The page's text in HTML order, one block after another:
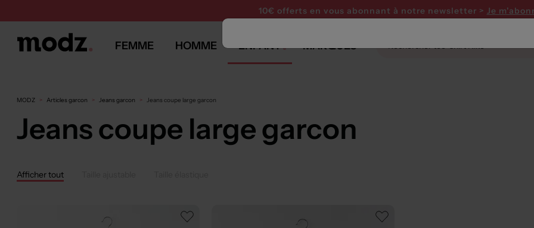
10€ offerts en vous abonnant à notre newsletter > Je
FEMME HOMME ENFANT MARQUES
MODZ Articles garcon Jeans garcon Jeans coupe large garcon
Jeans coupe large garcon
Afficher tout